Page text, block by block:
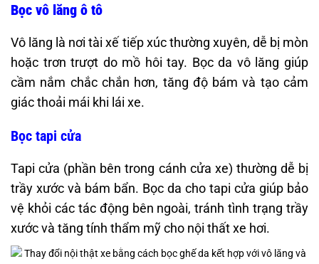
Bọc vô lăng ô tô
Vô lăng là nơi tài xế tiếp xúc thường xuyên, dễ bị mòn
hoặc trơn trượt do mồ hôi tay. Bọc da vô lăng giúp
cầm nắm chắc chắn hơn, tăng độ bám và tạo cảm
giác thoải mái khi lái xe. ​
Bọc tapi cửa
Tapi cửa (phần bên trong cánh cửa xe) thường dễ bị
trầy xước và bám bẩn. Bọc da cho tapi cửa giúp bảo
vệ khỏi các tác động bên ngoài, tránh tình trạng trầy
xước và tăng tính thẩm mỹ cho nội thất xe hơi.